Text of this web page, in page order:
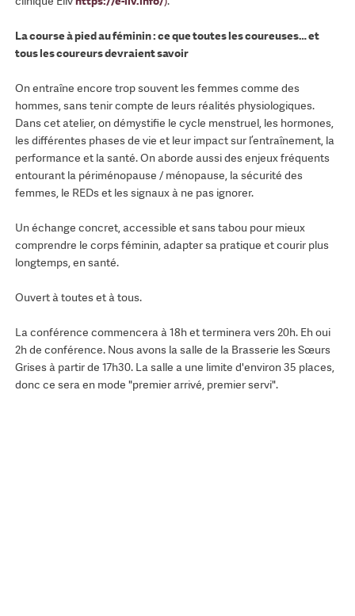
La course à pied au féminin : ce que toutes les coureuses… et
tous les coureurs devraient savoir
On entraîne encore trop souvent les femmes comme des
hommes, sans tenir compte de leurs réalités physiologiques.
Dans cet atelier, on démystifie le cycle menstruel, les hormones,
les différentes phases de vie et leur impact sur l’entraînement, la
performance et la santé. On aborde aussi des enjeux fréquents
entourant la périménopause / ménopause, la sécurité des
femmes, le REDs et les signaux à ne pas ignorer.
Un échange concret, accessible et sans tabou pour mieux
comprendre le corps féminin, adapter sa pratique et courir plus
longtemps, en santé.
Ouvert à toutes et à tous.
La conférence commencera à 18h et terminera vers 20h. Eh oui
2h de conférence. Nous avons la salle de la Brasserie les Sœurs
Grises à partir de 17h30. La salle a une limite d'environ 35 places,
donc ce sera en mode "premier arrivé, premier servi".